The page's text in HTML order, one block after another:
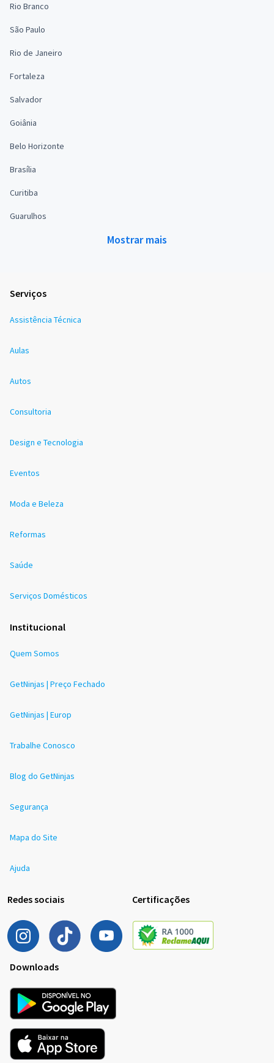
Rio Branco
São Paulo
Rio de Janeiro
Fortaleza
Salvador
Goiânia
Belo Horizonte
Brasília
Curitiba
Guarulhos
Mostrar mais
Serviços
Assistência Técnica
Aulas
Autos
Consultoria
Design e Tecnologia
Eventos
Moda e Beleza
Reformas
Saúde
Serviços Domésticos
Institucional
Quem Somos
GetNinjas | Preço Fechado
GetNinjas | Europ
Trabalhe Conosco
Blog do GetNinjas
Segurança
Mapa do Site
Ajuda
Redes sociais Certificações
Downloads